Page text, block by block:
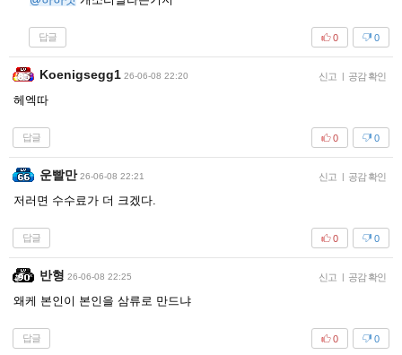
답글 0
0
Koenigsegg1 26-06-08 22:20 신고 | 공감 확인
헤엑따
답글 0
0
운빨만 26-06-08 22:21 신고 | 공감 확인
저러면 수수료가 더 크겠다.
답글 0
0
반형 26-06-08 22:25 신고 | 공감 확인
왜케 본인이 본인을 삼류로 만드냐
답글 0
0